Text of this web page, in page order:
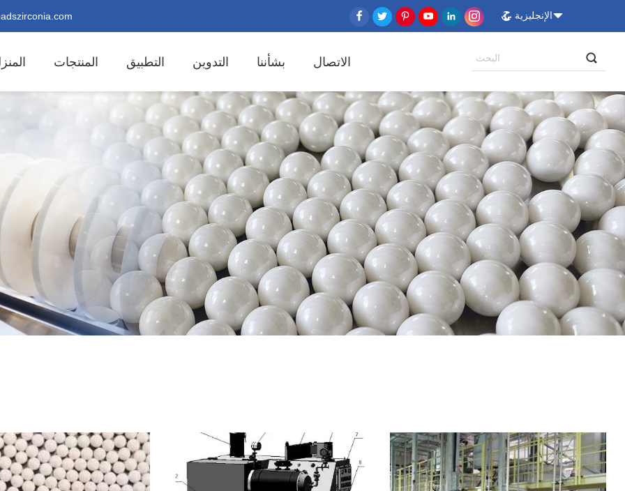
الإنجليزية
المنتجات التطبيق التدوين بشأننا الاتصال